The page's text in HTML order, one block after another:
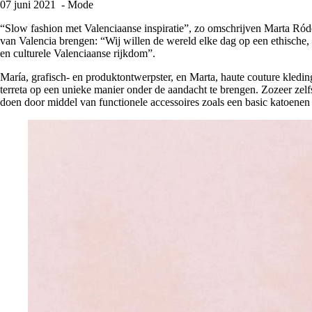
07 juni 2021 - Mode
“Slow fashion met Valenciaanse inspiratie”, zo omschrijven Marta
van Valencia brengen: “Wij willen de wereld elke dag op een
en culturele Valenciaanse rijkdom”.
María, grafisch- en produktontwerpster, en Marta, haute couture
terreta op een unieke manier onder de aandacht te brengen. Zozeer
doen door middel van functionele accessoires zoals een basic